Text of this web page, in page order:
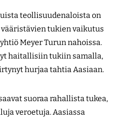
teollisuudenaloista on
tukien vaikutus
Meyer Turun nahoissa.
haitallisiin tukiin samalla,
hurjaa tahtia Aasiaan.
suoraa rahallista tukea,
veroetuja. Aasias­sa